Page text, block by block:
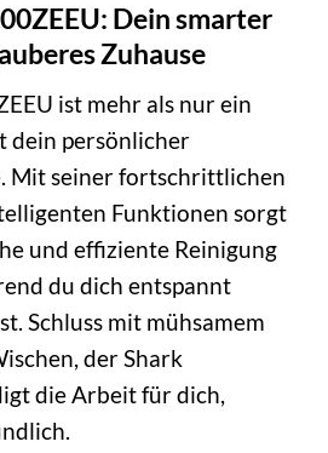
Dein smarter
Zuhause
ist mehr als nur ein
dein persönlicher
Mit seiner fortschrittlichen
Funktionen sorgt
und effiziente Reinigung
du dich entspannt
Schluss mit mühsamem
der Shark
die Arbeit für dich,